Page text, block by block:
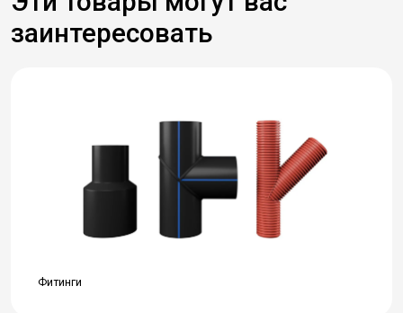
заинтересовать
Фитинги